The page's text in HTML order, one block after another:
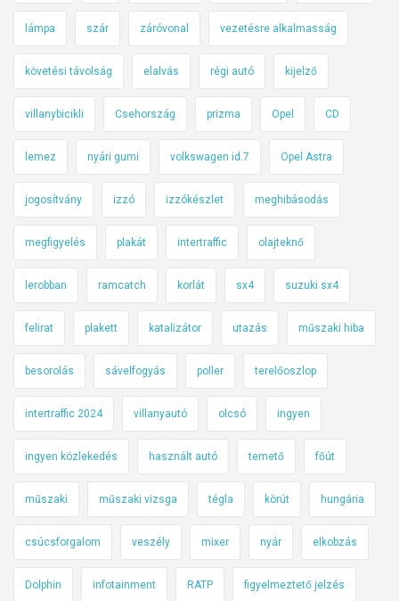
lámpa szár záróvonal vezetésre alkalmasság
követési távolság elalvás régi autó kijelző
villanybicikli Csehország prizma Opel CD
lemez nyári gumi volkswagen id.7 Opel Astra
jogosítvány izzó izzókészlet meghibásodás
megfigyelés plakát intertraffic olajteknő
lerobban ramcatch korlát sx4 suzuki sx4
felirat plakett katalizátor utazás műszaki hiba
besorolás sávelfogyás poller terelőoszlop
intertraffic 2024 villanyautó olcsó ingyen
ingyen közlekedés használt autó temető főút
műszaki műszaki vizsga tégla körút hungária
csúcsforgalom veszély mixer nyár elkobzás
Dolphin infotainment RATP figyelmeztető jelzés